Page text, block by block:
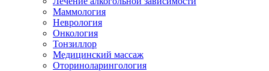
Маммология
Неврология
Онкология
Тонзиллор
Медицинский массаж
Оториноларингология